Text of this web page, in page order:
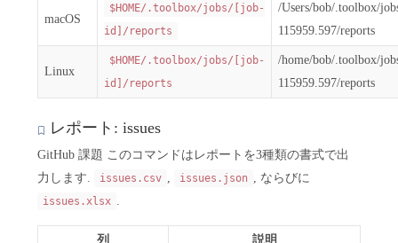
macOS
$HOME/.toolbox/jobs/[job-
id]/reports
/Users/bob/.toolbox/
115959.597/reports
Linux
$HOME/.toolbox/jobs/[job-
id]/reports
/home/bob/.toolbox/
115959.597/reports
レポート: issues
GitHub 課題 このコマンドはレポートを3種類の書式で出
力します.
issues.csv , issues.json , ならびに
issues.xlsx .
列 説明